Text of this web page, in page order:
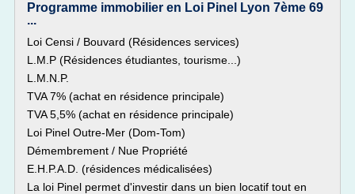
Programme immobilier en Loi Pinel Lyon 7ème 69
...
Loi Censi / Bouvard (Résidences services)
L.M.P (Résidences étudiantes, tourisme...)
L.M.N.P.
TVA 7% (achat en résidence principale)
TVA 5,5% (achat en résidence principale)
Loi Pinel Outre-Mer (Dom-Tom)
Démembrement / Nue Propriété
E.H.P.A.D. (résidences médicalisées)
La loi Pinel permet d'investir dans un bien locatif tout en